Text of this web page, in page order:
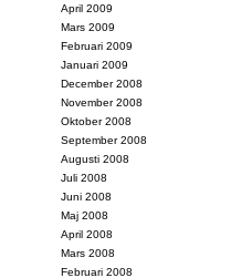
April 2009
Mars 2009
Februari 2009
Januari 2009
December 2008
November 2008
Oktober 2008
September 2008
Augusti 2008
Juli 2008
Juni 2008
Maj 2008
April 2008
Mars 2008
Februari 2008